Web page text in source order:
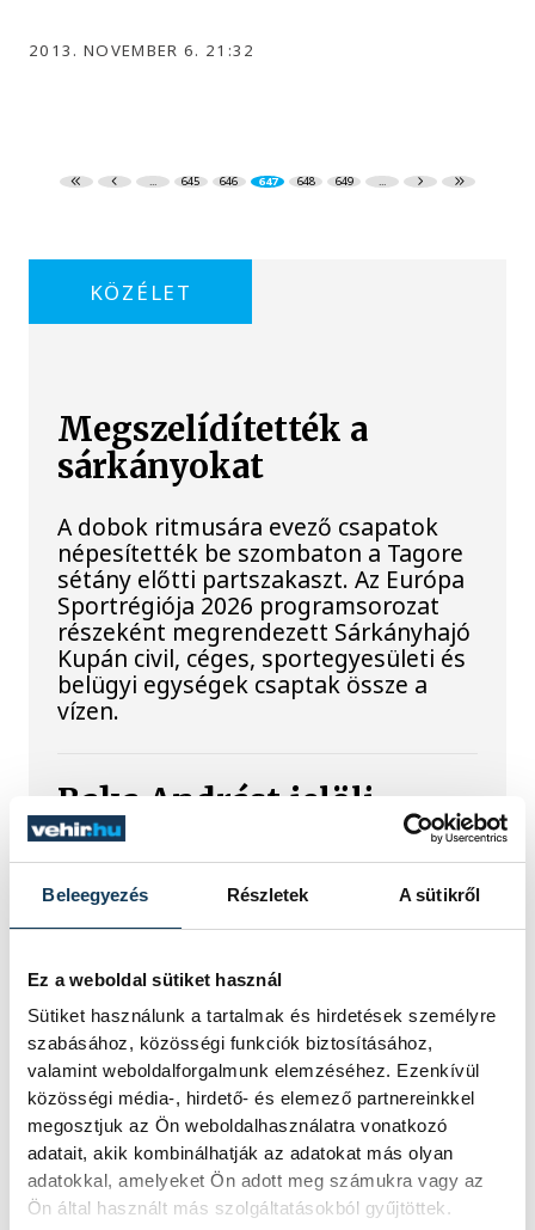
Beleegyezés Részletek A sütikről
Ez a weboldal sütiket használ
Sütiket használunk a tartalmak és hirdetések személyre
szabásához, közösségi funkciók biztosításához,
valamint weboldalforgalmunk elemzéséhez. Ezenkívül
közösségi média-, hirdető- és elemező partnereinkkel
megosztjuk az Ön weboldalhasználatra vonatkozó
adatait, akik kombinálhatják az adatokat más olyan
adatokkal, amelyeket Ön adott meg számukra vagy az
Ön által használt más szolgáltatásokból gyűjtöttek.
2013. NOVEMBER 6. 21:32
... 645 646 647 648 649 ...
KÖZÉLET
Megszelídítették a
sárkányokat
A dobok ritmusára evező csapatok
népesítették be szombaton a Tagore
sétány előtti partszakaszt. Az Európa
Sportrégiója 2026 programsorozat
részeként megrendezett Sárkányhajó
Kupán civil, céges, sportegyesületi és
belügyi egységek csaptak össze a
vízen.
Baka Andrást jelöli
államfőnek a Tisza
parlamenti frakciója
Baka Andrást, a Legfelsőbb Bíróság
elnöknek a Tisza párt parlamenti
frakciója.
Egy furcsa halkonzerv
lett az Év Strandétele -
mutatjuk!